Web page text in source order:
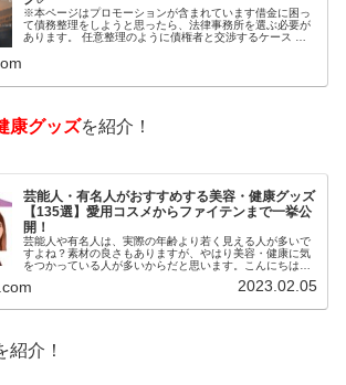
※本ページはプロモーションが含まれています借金に困っ
て債務整理をしようと思ったら、法律事務所を選ぶ必要が
あります。 任意整理のように債権者と交渉するケース 自
康グッズを紹介！
芸能人・有名人がおすすめする美容・健康グッズ
【135選】愛用コスメからファイテンまで一挙公
開！
芸能人や有名人は、実際の年齢より若く見える人が多いで
すよね？素材の良さもありますが、やはり美容・健康に気
をつかっている人が多いからだと思います。こんにちは！
いるのでしょうか？今回は、芸能人…
2023.02.05
紹介！